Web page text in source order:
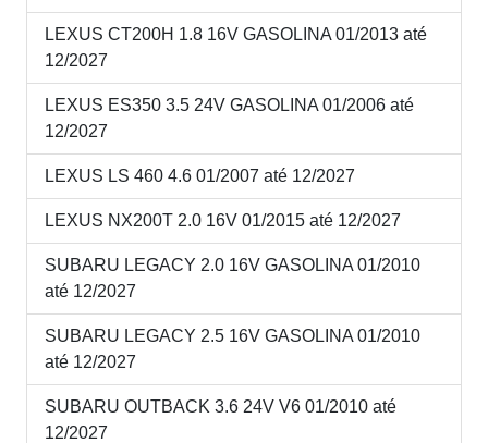
LEXUS CT200H 1.8 16V GASOLINA 01/2013 até
12/2027
LEXUS ES350 3.5 24V GASOLINA 01/2006 até
12/2027
LEXUS LS 460 4.6 01/2007 até 12/2027
LEXUS NX200T 2.0 16V 01/2015 até 12/2027
SUBARU LEGACY 2.0 16V GASOLINA 01/2010
até 12/2027
SUBARU LEGACY 2.5 16V GASOLINA 01/2010
até 12/2027
SUBARU OUTBACK 3.6 24V V6 01/2010 até
12/2027